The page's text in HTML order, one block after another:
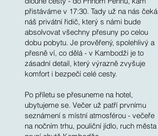
přistáváme v 17:30. Tady už na nás čeká
náš privátní řidič, který s námi bude
absolvovat všechny přesuny po celou
dobu pobytu. Je prověřený, spolehlivý a
přesně ví, co dělá - v Kambodži je to
zásadní detail, který výrazně zvyšuje
komfort i bezpečí celé cesty.
Po příletu se přesuneme na hotel,
ubytujeme se. Večer už patří prvnímu
seznámení s místní atmosférou - večeře
na nočním trhu, pouliční jídlo, ruch města a